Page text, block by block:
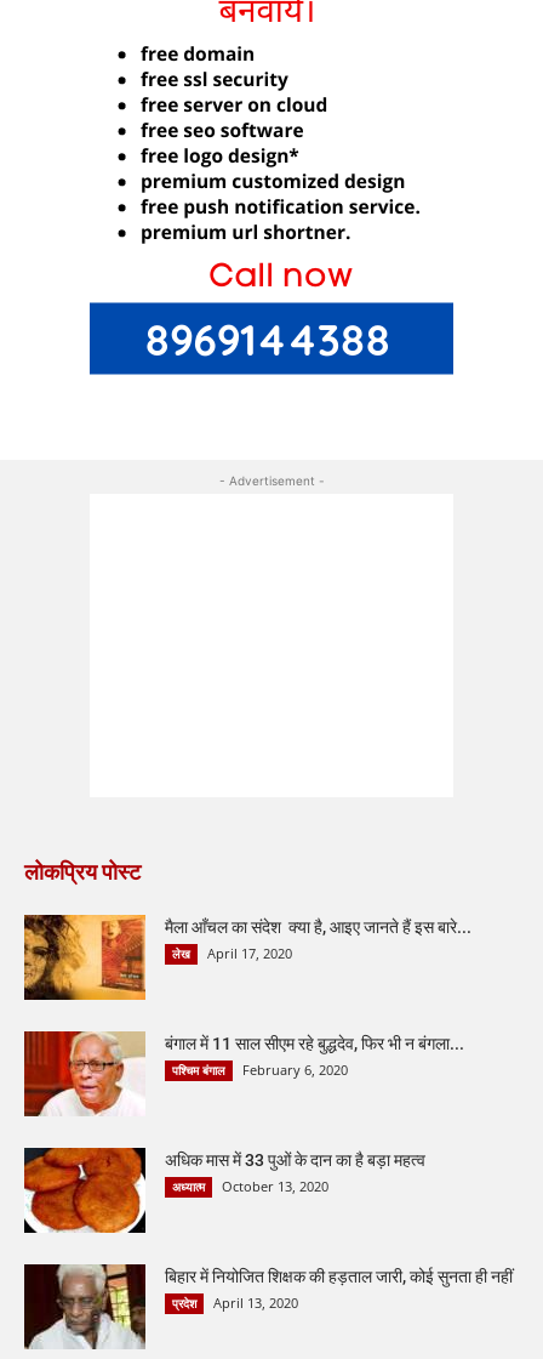
- Advertisement -
लोकप्रिय पोस्ट
मैला आँचल का संदेश क्या है, आइए जानते हैं इस बारे...
लेख April 17, 2020
बंगाल में 11 साल सीएम रहे बुद्धदेव, फिर भी न बंगला...
पश्चिम बंगाल February 6, 2020
अधिक मास में 33 पुओं के दान का है बड़ा महत्व
अध्यात्म October 13, 2020
बिहार में नियोजित शिक्षक की हड़ताल जारी, कोई सुनता ही नहीं
प्रदेश April 13, 2020